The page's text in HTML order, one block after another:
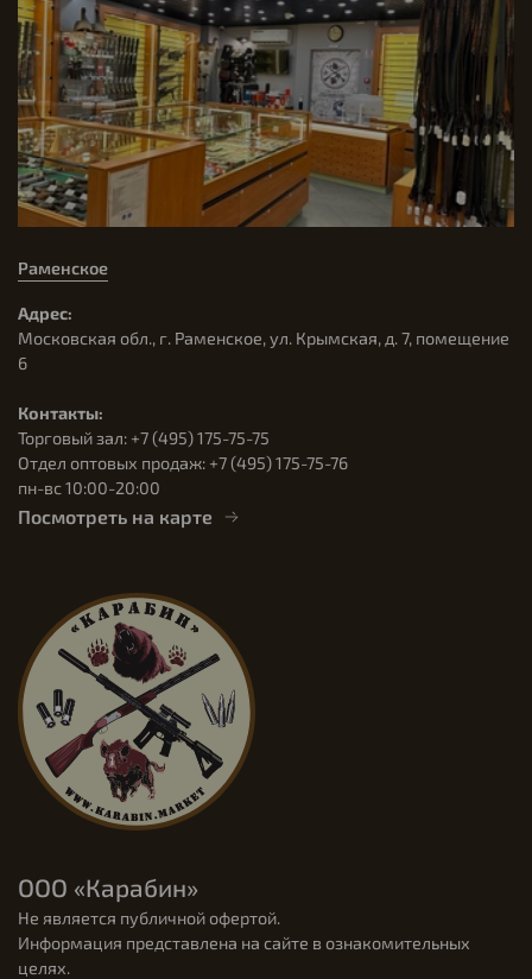
Раменское
Адрес:
Московская обл., г. Раменское, ул. Крымская, д. 7, помещение
6
Контакты:
Торговый зал: +7 (495) 175-75-75
Отдел оптовых продаж: +7 (495) 175-75-76
пн-вс 10:00-20:00
Посмотреть на карте
ООО «Карабин»
Не является публичной офертой.
Информация представлена на сайте в ознакомительных
целях.